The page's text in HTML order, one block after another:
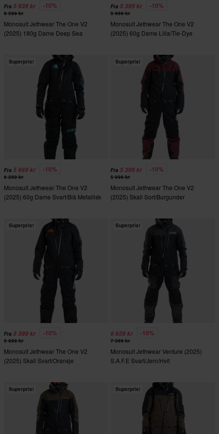
Fra 5 939 kr -10%
6 599 kr
Monosuit Jethwear The One V2
(2025) 180g Dame Deep Sea
Fra 5 399 kr -10%
5 999 kr
Monosuit Jethwear The One V2
(2025) 60g Dame Lilla/Tie-Dye
Superpris!
Fra 5 669 kr -10%
6 299 kr
Monosuit Jethwear The One V2
(2025) 60g Dame Svart/Blå Metallisk
Superpris!
Fra 5 399 kr -10%
5 999 kr
Monosuit Jethwear The One V2
(2025) Skall Sort/Burgunder
Superpris!
Fra 5 399 kr -10%
5 999 kr
Monosuit Jethwear The One V2
(2025) Skall Svart/Oransje
Superpris!
6 659 kr -10%
7 399 kr
Monosuit Jethwear Venture (2025)
S.A.F.E Svart/Jern/Hvit
Superpris! Superpris!